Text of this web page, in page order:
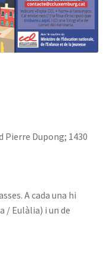
Pierre Dupong; 1430
A cada una hi
/ Eulàlia) i un de